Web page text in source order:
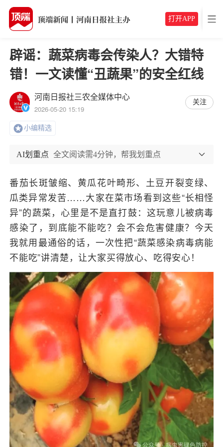
打开APP
辟谣：蔬菜病毒会传染人？大错特
错！一文读懂“丑蔬果”的安全红线
河南日报社三农全媒体中心
2026-05-20 15:19
关注
小编精选
AI划重点 全文阅读需4分钟，帮我划重点
番茄长斑皱缩、黄瓜花叶畸形、土豆开裂变绿、
瓜类异常发苦……大家在菜市场看到这些“长相怪
异”的蔬菜，心里是不是直打鼓：这玩意儿被病毒
感染了，到底能不能吃？会不会危害健康？今天
我就用最通俗的话，一次性把“蔬菜感染病毒病能
不能吃”讲清楚，让大家买得放心、吃得安心！